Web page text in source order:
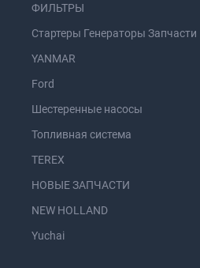
ФИЛЬТРЫ
Стартеры Генераторы Запчасти
YANMAR
Ford
Шестеренные насосы
Топливная система
TEREX
НОВЫЕ ЗАПЧАСТИ
NEW HOLLAND
Yuchai